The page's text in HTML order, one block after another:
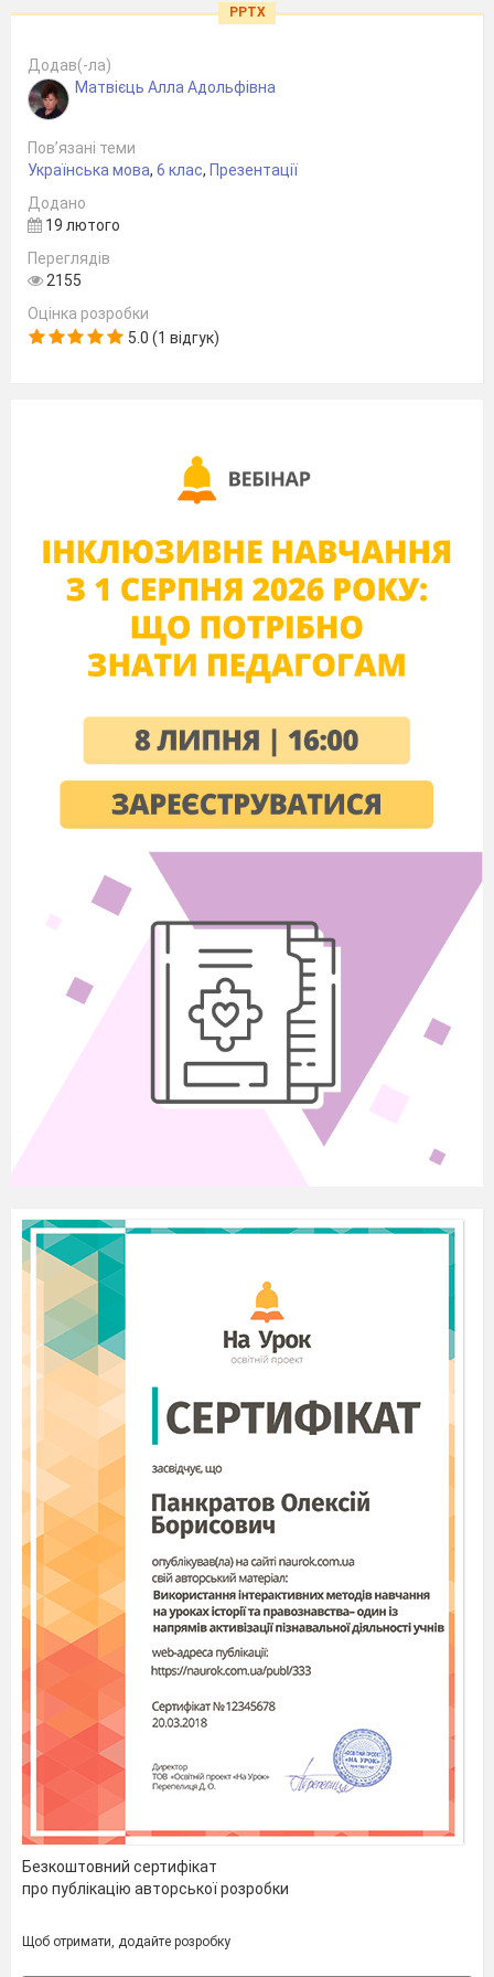
PPTX
Додав(-ла)
Матвієць Алла Адольфівна
Пов’язані теми
Українська мова, 6 клас, Презентації
Додано
19 лютого
Переглядів
2155
Оцінка розробки
5.0 (1 відгук)
Безкоштовний сертифікат
про публікацію авторської розробки
Щоб отримати, додайте розробку